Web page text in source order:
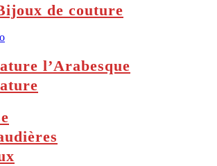
de couture
l’Arabesque